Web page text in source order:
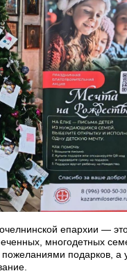
епархии —
многодетных
подарков, а